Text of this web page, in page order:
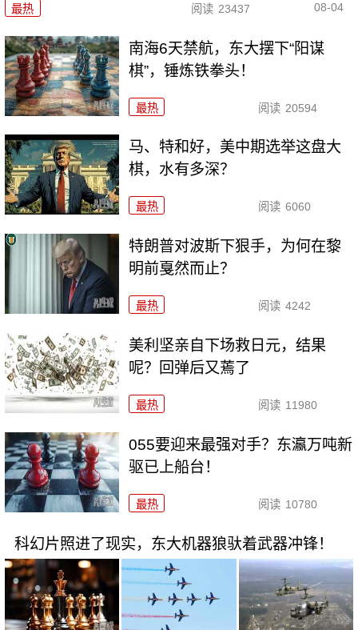
最热 阅读 23437 08-04
南海6天禁航，东大摆下“阳谋
棋”，锤炼铁拳头！
最热 阅读 20594
马、特和好，美中期选举这盘大
棋，水有多深？
最热 阅读 6060
特朗普对波斯下狠手，为何在黎
明前戛然而止？
最热 阅读 4242
美利坚亲自下场救日元，结果
呢？回弹后又蔫了
最热 阅读 11980
055要迎来最强对手？东瀛万吨新
驱已上船台！
最热 阅读 10780
科幻片照进了现实，东大机器狼驮着武器冲锋！